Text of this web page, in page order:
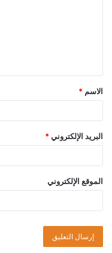
الاسم *
البريد الإلكتروني *
الموقع الإلكتروني